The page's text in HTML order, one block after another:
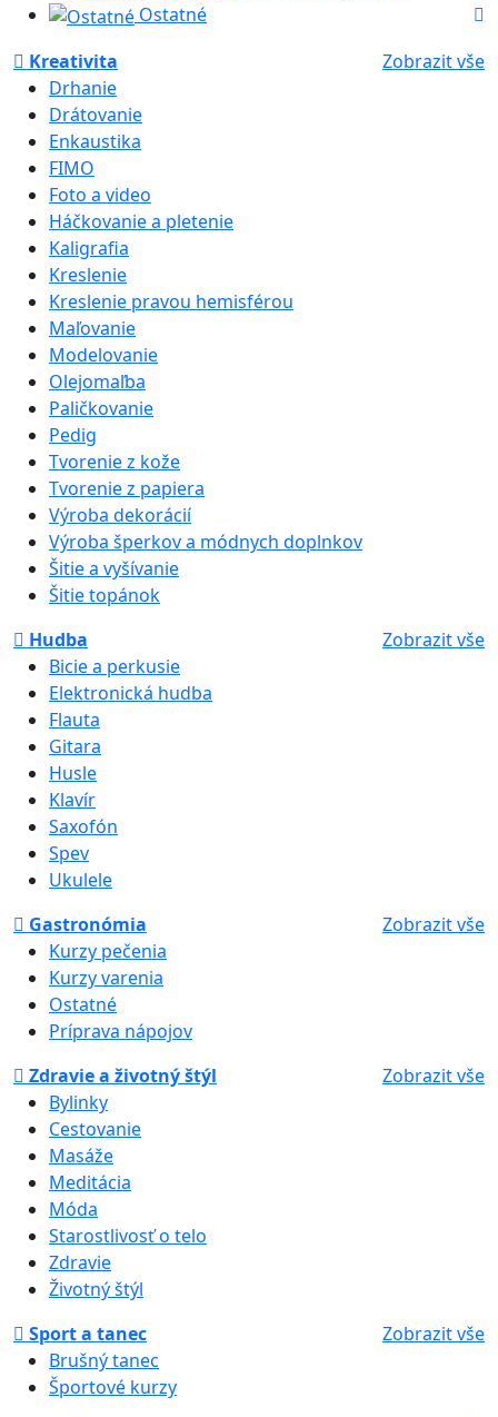
Ostatné
Kreativita
Zobrazit vše
Drhanie
Drátovanie
Enkaustika
FIMO
Foto a video
Háčkovanie a pletenie
Kaligrafia
Kreslenie
Kreslenie pravou hemisférou
Maľovanie
Modelovanie
Olejomaľba
Paličkovanie
Pedig
Tvorenie z kože
Tvorenie z papiera
Výroba dekorácií
Výroba šperkov a módnych doplnkov
Šitie a vyšívanie
Šitie topánok
Hudba
Zobrazit vše
Bicie a perkusie
Elektronická hudba
Flauta
Gitara
Husle
Klavír
Saxofón
Spev
Ukulele
Gastronómia
Zobrazit vše
Kurzy pečenia
Kurzy varenia
Ostatné
Príprava nápojov
Zdravie a životný štýl
Zobrazit vše
Bylinky
Cestovanie
Masáže
Meditácia
Móda
Starostlivosť o telo
Zdravie
Životný štýl
Sport a tanec
Zobrazit vše
Brušný tanec
Športové kurzy